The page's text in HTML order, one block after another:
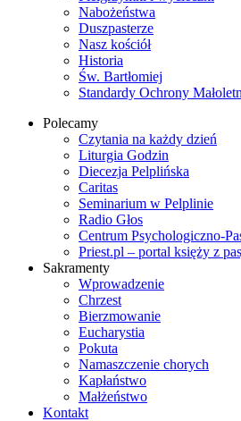
Nabożeństwa
Duszpasterze
Nasz kościół
Historia
Św. Bartłomiej
Standardy Ochrony
Polecamy
Czytania na każdy dzień
Liturgia Godzin
Diecezja Pelplińska
Caritas
Seminarium w Pelplinie
Radio Głos
Centrum Psychologiczno-
Priest.pl – portal księży z
Sakramenty
Wprowadzenie
Chrzest
Bierzmowanie
Eucharystia
Pokuta
Namaszczenie chorych
Kapłaństwo
Małżeństwo
Kontakt